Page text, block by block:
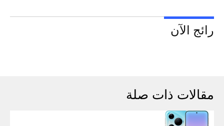
رائج الآن
مقالات ذات صلة